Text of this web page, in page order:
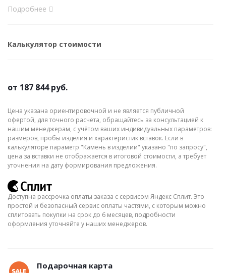
Подробнее
Калькулятор стоимости
от 187 844 руб.
Цена указана ориентировочной и не является публичной
офертой, для точного расчёта, обращайтесь за консультацией к
нашим менеджерам, с учётом ваших индивидуальных параметров:
размеров, пробы изделия и характеристик вставок. Если в
калькуляторе параметр "Камень в изделии" указано "по запросу",
цена за вставки не отображается в итоговой стоимости, а требует
уточнения на дату формирования предложения.
Доступна рассрочка оплаты заказа с сервисом Яндекс Сплит. Это
простой и безопасный сервис оплаты частями, с которым можно
сплитовать покупки на срок до 6 месяцев, подробности
оформления уточняйте у наших менеджеров.
Подарочная карта